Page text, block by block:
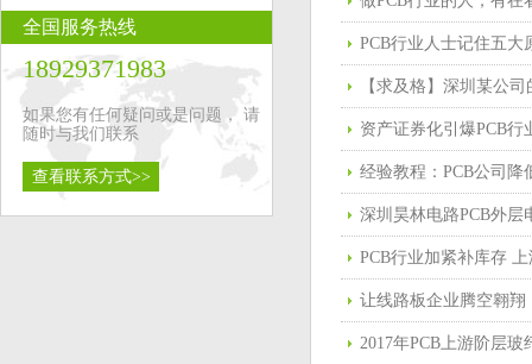
全国服务热线
18929371983
如果您有任何疑问或是问题， 请
随时与我们联系
查看联系方式>>
PCB行业人士记住五
资产证券化引爆PCB行
经验教程：PCB公司降
深圳昊林电路PCB外层
PCB行业加紧补库存
让线路板企业腾空翱
2017年PCB上游阶层